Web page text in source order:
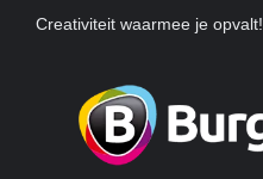
Creativiteit waarmee je opvalt!